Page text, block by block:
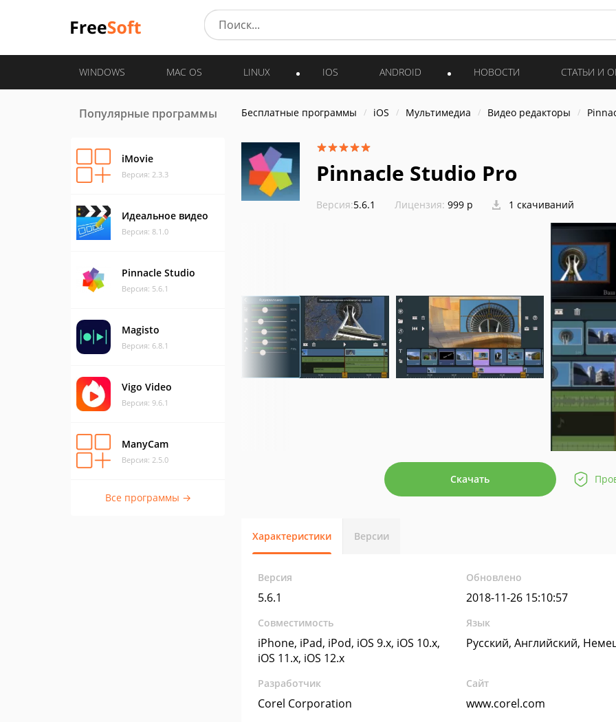
WINDOWS MAC OS LINUX IOS ANDROID НОВОСТИ СТАТЬИ И
Популярные программы
iMovie
Версия: 2.3.3
Идеальное видео
Версия: 8.1.0
Pinnacle Studio
Версия: 5.6.1
Magisto
Версия: 6.8.1
Vigo Video
Версия: 9.6.1
ManyCam
Версия: 2.5.0
Все программы →
Бесплатные программы iOS Мультимедиа Видео редакторы
Pinnacle Studio Pro
Версия:5.6.1 Лицензия: 999 р 1 скачиваний
Скачать
Характеристики Версии
Версия
5.6.1
Обновлено
2018-11-26 15:10:57
Совместимость
iPhone, iPad, iPod, iOS 9.x, iOS 10.x,
iOS 11.x, iOS 12.x
Язык
Русский, Английский,
Разработчик
Corel Corporation
Сайт
www.corel.com